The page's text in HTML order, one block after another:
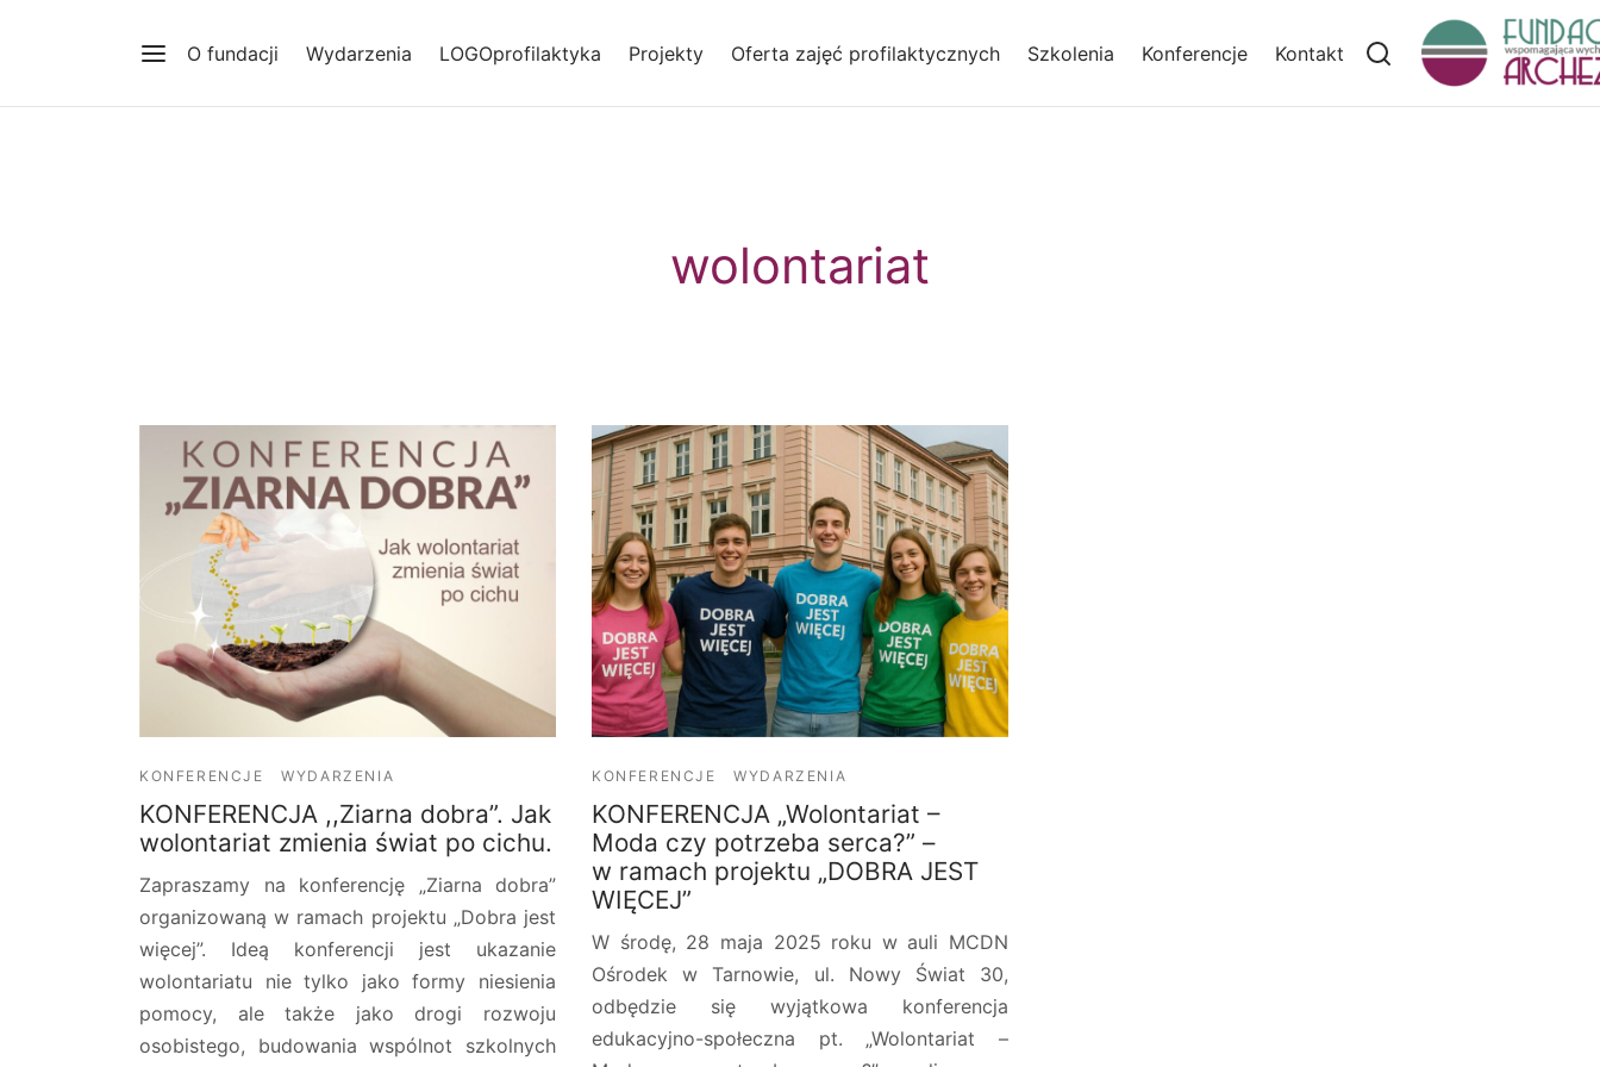
O fundacji Wydarzenia LOGOprofilaktyka Projekty Oferta zajęć profilaktycznych Szkolenia Konferencje Kontakt
wolontariat
KONFERENCJE WYDARZENIA
KONFERENCJA ,,Ziarna dobra”. Jak
wolontariat zmienia świat po cichu.
Zapraszamy na konferencję „Ziarna dobra”
organizowaną w ramach projektu „Dobra jest
więcej”. Ideą konferencji jest ukazanie
wolontariatu nie tylko jako formy niesienia
pomocy, ale także jako drogi rozwoju
osobistego, budowania wspólnot szkolnych
KONFERENCJE WYDARZENIA
KONFERENCJA „Wolontariat –
Moda czy potrzeba serca?” –
w ramach projektu „DOBRA JEST
WIĘCEJ”
W środę, 28 maja 2025 roku w auli MCDN
Ośrodek w Tarnowie, ul. Nowy Świat 30,
odbędzie się wyjątkowa konferencja
edukacyjno-społeczna pt. „Wolontariat –